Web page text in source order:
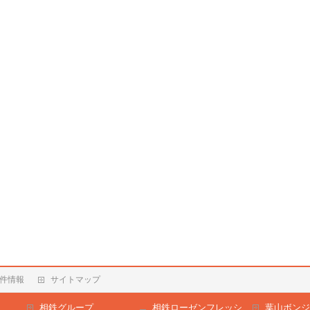
情報 サイトマップ
相鉄グループ 相鉄ローゼンフレッシ 葉山ボン